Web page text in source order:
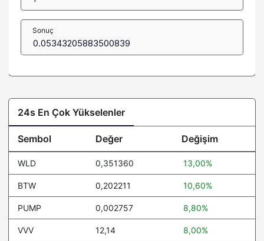
Sonuç
24s En Çok Yükselenler
Sembol Değer Değişim
WLD 0,351360 13,00%
BTW 0,202211 10,60%
PUMP 0,002757 8,80%
VVV 12,14 8,00%